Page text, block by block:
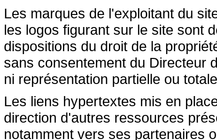
Les marques de l'exploitant du
les logos figurant sur le site sont
dispositions du droit de la
sans consentement du Directeur
ni représentation partielle ou
Les liens hypertextes mis en
direction d'autres ressources
notamment vers ses partenaires